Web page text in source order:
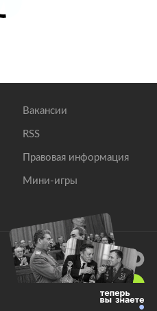
Вакансии
RSS
Правовая информация
Мини-игры
права защищены.